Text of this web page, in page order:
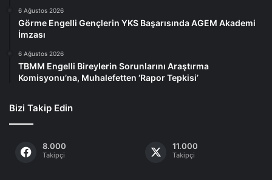
6 Ağustos 2026
Görme Engelli Gençlerin YKS Başarısında AGEM Akademi
İmzası
6 Ağustos 2026
TBMM Engelli Bireylerin Sorunlarını Araştırma
Komisyonu’na, Muhalefetten ‘Rapor Tepkisi’
Bizi Takip Edin
8.000
Takipçi
11.000
Takipçi